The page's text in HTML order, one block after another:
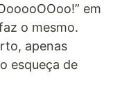
em
o mesmo.
apenas
esqueça de